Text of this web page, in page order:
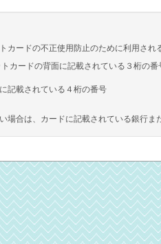
ードの不正使用防止のために利用さ
カードの背面に記載されている３桁の番
記載されている４桁の番号
合は、カードに記載されている銀行ま